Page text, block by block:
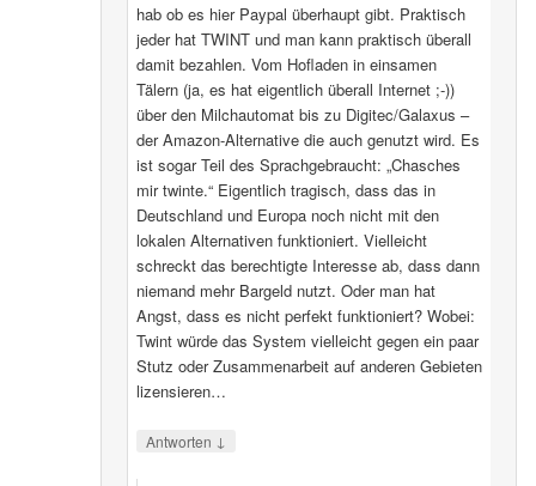
hab ob es hier Paypal überhaupt gibt. Praktisch
jeder hat TWINT und man kann praktisch überall
damit bezahlen. Vom Hofladen in einsamen
Tälern (ja, es hat eigentlich überall Internet ;-))
über den Milchautomat bis zu Digitec/Galaxus –
der Amazon-Alternative die auch genutzt wird. Es
ist sogar Teil des Sprachgebraucht: „Chasches
mir twinte.“ Eigentlich tragisch, dass das in
Deutschland und Europa noch nicht mit den
lokalen Alternativen funktioniert. Vielleicht
schreckt das berechtigte Interesse ab, dass dann
niemand mehr Bargeld nutzt. Oder man hat
Angst, dass es nicht perfekt funktioniert? Wobei:
Twint würde das System vielleicht gegen ein paar
Stutz oder Zusammenarbeit auf anderen Gebieten
lizensieren…
Antworten ↓